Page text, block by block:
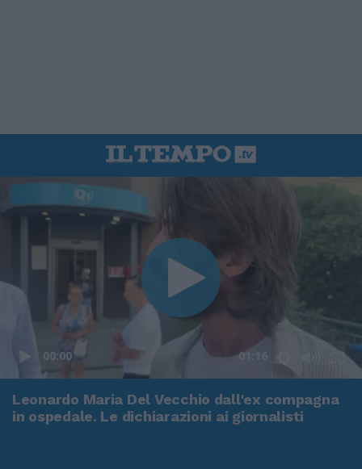
00:00 01:16
Leonardo Maria Del Vecchio dall'ex compagna
in ospedale. Le dichiarazioni ai giornalisti